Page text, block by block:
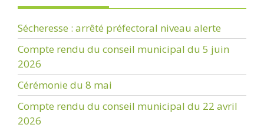
Sécheresse : arrêté préfectoral niveau alerte
Compte rendu du conseil municipal du 5 juin
2026
Cérémonie du 8 mai
Compte rendu du conseil municipal du 22 avril
2026